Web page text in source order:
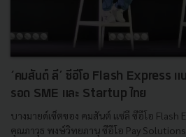
‘คมสันต์ ลี’ ซีอีโอ Flash Express แ
รอด SME และ Startup ไทย
บางมายด์เซ็ตของ คมสันต์ แซ่ลี ซีอีโอ
คุณภาวุธ พงษ์วิทยภานุ ซีอีโอ Pay